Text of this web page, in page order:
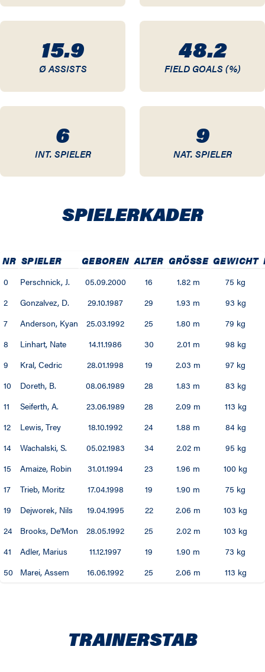
94 / 95
91 / 92
87 / 88
86 / 87
84 / 85
83 / 84
81 / 82
80 / 81
79 / 80
78 / 79
76 / 77
15.9
Ø ASSISTS
48.2
FIELD GOALS (%)
6
INT. SPIELER
9
NAT. SPIELER
SPIELER­KADER
NR SPIELER GEBOREN ALTER GRÖSSE GEWICHT
0 Perschnick, J. 05.09.2000 16 1.82 m
75 kg
2
Gonzalvez, D. 29.10.1987 29 1.93 m
93 kg
7
Anderson, Kyan 25.03.1992 25 1.80 m
79 kg
8
Linhart, Nate 14.11.1986 30 2.01 m
98 kg
9
Kral, Cedric 28.01.1998 19 2.03 m
97 kg
10
Doreth, B. 08.06.1989 28 1.83 m
83 kg
11
Seiferth, A. 23.06.1989 28 2.09 m
113 kg
12
Lewis, Trey 18.10.1992 24 1.88 m
84 kg
14
Wachalski, S. 05.02.1983 34 2.02 m
95 kg
15
Amaize, Robin 31.01.1994 23 1.96 m
100 kg
17
Trieb, Moritz 17.04.1998 19 1.90 m
75 kg
19
Dejworek, Nils 19.04.1995 22 2.06 m
103 kg
24
Brooks, De'Mon 28.05.1992 25 2.02 m
103 kg
41
Adler, Marius 11.12.1997 19 1.90 m
73 kg
50
Marei, Assem 16.06.1992 25 2.06 m 113 kg
TRAINERSTAB